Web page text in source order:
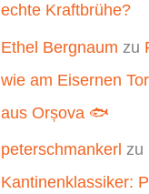
echte Kraftbrühe?
Ethel Bergnaum zu
wie am Eisernen
aus Orșova 🐟
peterschmankerl zu
Kantinenklassiker: